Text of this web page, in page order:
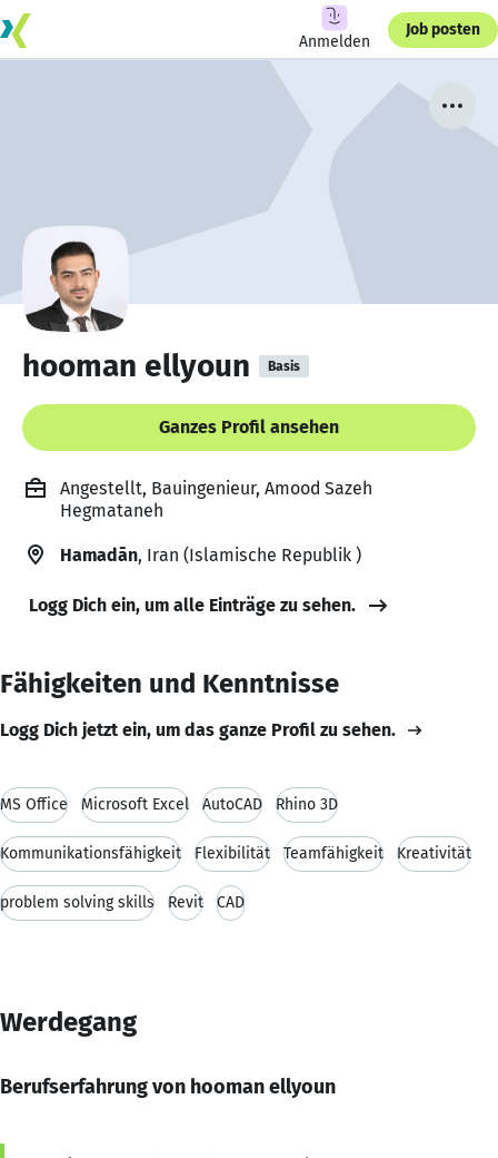
Anmelden
Job posten
hooman ellyoun Basis
Ganzes Profil ansehen
Angestellt, Bauingenieur, Amood Sazeh
Hegmataneh
Hamadān, Iran (Islamische Republik )
Logg Dich ein, um alle Einträge zu sehen.
Fähigkeiten und Kenntnisse
Logg Dich jetzt ein, um das ganze Profil zu sehen.
MS Office Microsoft Excel AutoCAD Rhino 3D
Kommunikationsfähigkeit Flexibilität Teamfähigkeit Kreativität
problem solving skills Revit CAD
Werdegang
Berufserfahrung von hooman ellyoun